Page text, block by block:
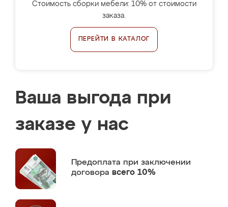
Стоимость сборки мебели: 10% от стоимости
заказа.
ПЕРЕЙТИ В КАТАЛОГ
Ваша выгода при
заказе у нас
Предоплата при заключении
договора всего 10%